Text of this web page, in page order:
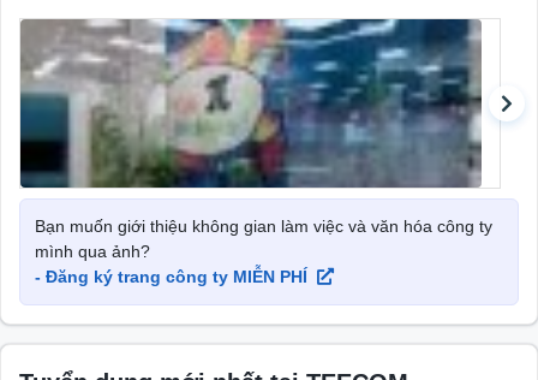
Bạn muốn giới thiệu không gian làm việc và văn hóa công ty
mình qua ảnh?
- Đăng ký trang công ty MIỄN PHÍ